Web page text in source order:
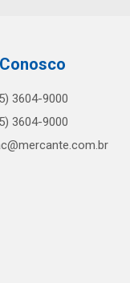
3604-9000
3604-9000